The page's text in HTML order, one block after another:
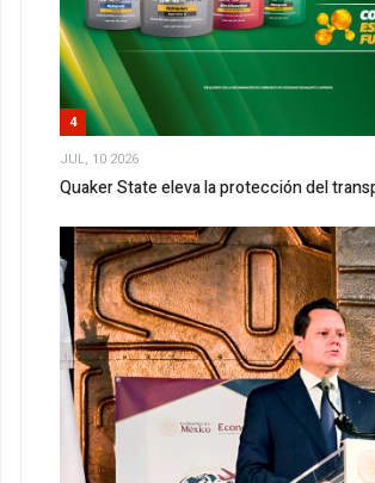
4
JUL, 10 2026
Quaker State eleva la protección del